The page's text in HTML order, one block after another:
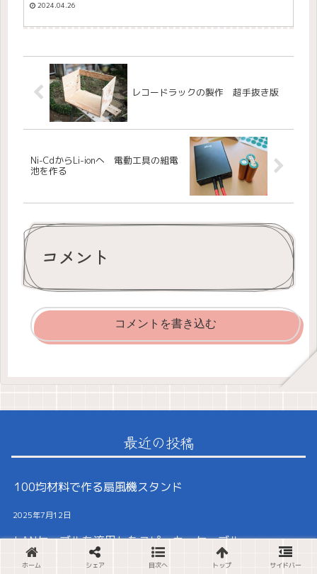
2024.04.26
レコードラックの製作 超手抜き版
Ni-CdからLi-ionへ 電動工具の組電
池を作る
コメント
コメントを書き込む
最近の投稿
100均材料で作る扇風機スタンド
2025年7月12日
LANケーブルを流用したスピーカーケーブル
2025年5月24日
ホーム シェア 目次へ トップ サイドバー